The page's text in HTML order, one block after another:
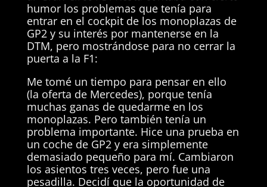
humor los problemas que tenía para
entrar en el cockpit de los monoplazas de
GP2 y su interés por mantenerse en la
DTM, pero mostrándose para no cerrar la
puerta a la F1:
Me tomé un tiempo para pensar en ello
(la oferta de Mercedes), porque tenía
muchas ganas de quedarme en los
monoplazas. Pero también tenía un
problema importante. Hice una prueba en
un coche de GP2 y era simplemente
demasiado pequeño para mí. Cambiaron
los asientos tres veces, pero fue una
pesadilla. Decidí que la oportunidad de